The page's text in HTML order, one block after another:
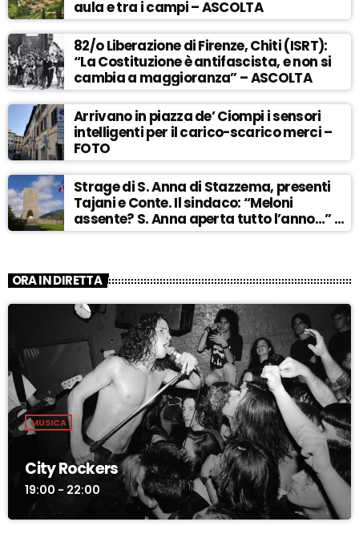
aula e tra i campi – ASCOLTA
82/o Liberazione di Firenze, Chiti (ISRT):
“La Costituzione è antifascista, e non si
cambia a maggioranza” – ASCOLTA
Arrivano in piazza de’ Ciompi i sensori
intelligenti per il carico-scarico merci –
FOTO
Strage di S. Anna di Stazzema, presenti
Tajani e Conte. Il sindaco: “Meloni
assente? S. Anna aperta tutto l’anno…” –
ASCOLTA
ORA IN DIRETTA
MUSICA
City Rockers
19:00 - 22:00